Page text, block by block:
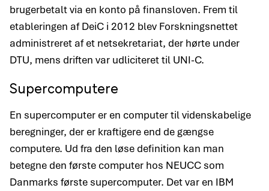
brugerbetalt via en konto på finansloven. Frem til
etableringen af DeiC i 2012 blev Forskningsnettet
administreret af et netsekretariat, der hørte under
DTU, mens driften var udliciteret til UNI-C.
Supercomputere
En supercomputer er en computer til videnskabelige
beregninger, der er kraftigere end de gængse
computere. Ud fra den løse definition kan man
betegne den første computer hos NEUCC som
Danmarks første supercomputer. Det var en IBM